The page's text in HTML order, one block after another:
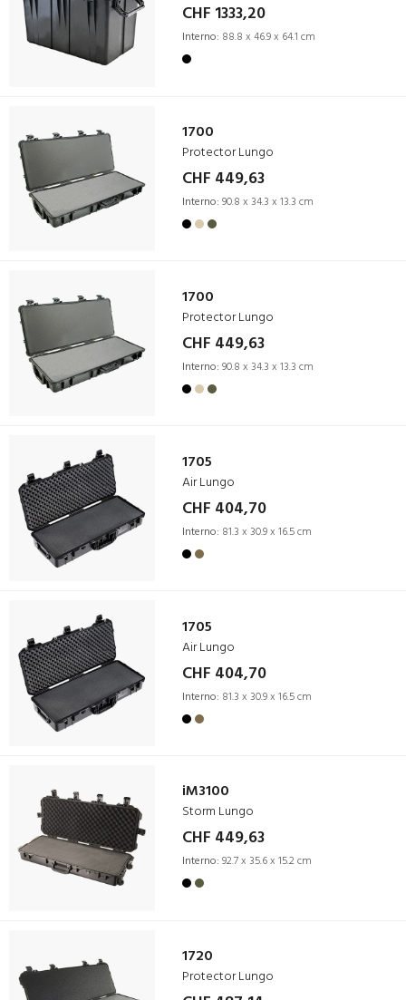
CHF 1333,20
Interno: 88.8 x 46.9 x 64.1 cm
1700
Protector Lungo
CHF 449,63
Interno: 90.8 x 34.3 x 13.3 cm
1700
Protector Lungo
CHF 449,63
Interno: 90.8 x 34.3 x 13.3 cm
1705
Air Lungo
CHF 404,70
Interno: 81.3 x 30.9 x 16.5 cm
1705
Air Lungo
CHF 404,70
Interno: 81.3 x 30.9 x 16.5 cm
iM3100
Storm Lungo
CHF 449,63
Interno: 92.7 x 35.6 x 15.2 cm
1720
Protector Lungo